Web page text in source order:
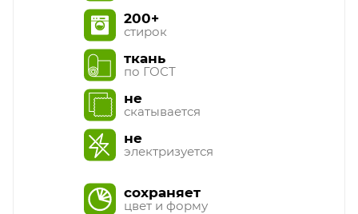
200+
стирок
ткань
по ГОСТ
не
скатывается
не
электризуется
сохраняет
цвет и форму